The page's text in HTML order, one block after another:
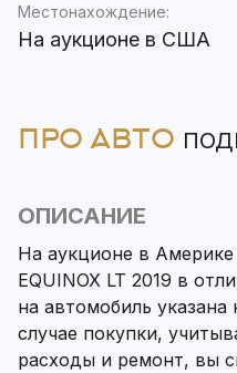
Местонахождение:
На аукционе в США
ПРО АВТО
ОПИСАНИЕ
На аукционе в Америке
EQUINOX LT 2019 в
на автомобиль указана
случае покупки,
расходы и ремонт, вы